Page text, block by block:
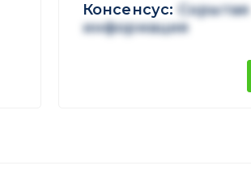
Консенсус:
Скрытая
информация